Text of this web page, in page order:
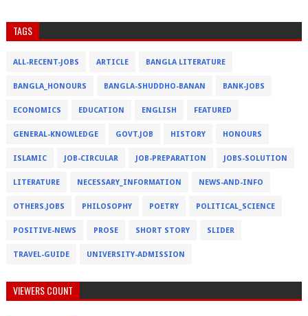
TAGS
ALL-RECENT-JOBS ARTICLE BANGLA LITERATURE
BANGLA_HONOURS BANGLA-SHUDDHO-BANAN BANK-JOBS
ECONOMICS EDUCATION ENGLISH FEATURED
GENERAL-KNOWLEDGE GOVT.JOB HISTORY HONOURS
ISLAMIC JOB-CIRCULAR JOB-PREPARATION JOBS-SOLUTION
LITERATURE NECESSARY_INFORMATION NEWS-AND-INFO
OTHERS.JOBS PHILOSOPHY POETRY POLITICAL_SCIENCE
POSITIVE-NEWS PROSE SHORT STORY SLIDER
TRAVEL-GUIDE UNIVERSITY-ADMISSION
VIEWERS COUNT